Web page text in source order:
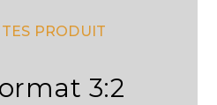
PRODUIT
3:2